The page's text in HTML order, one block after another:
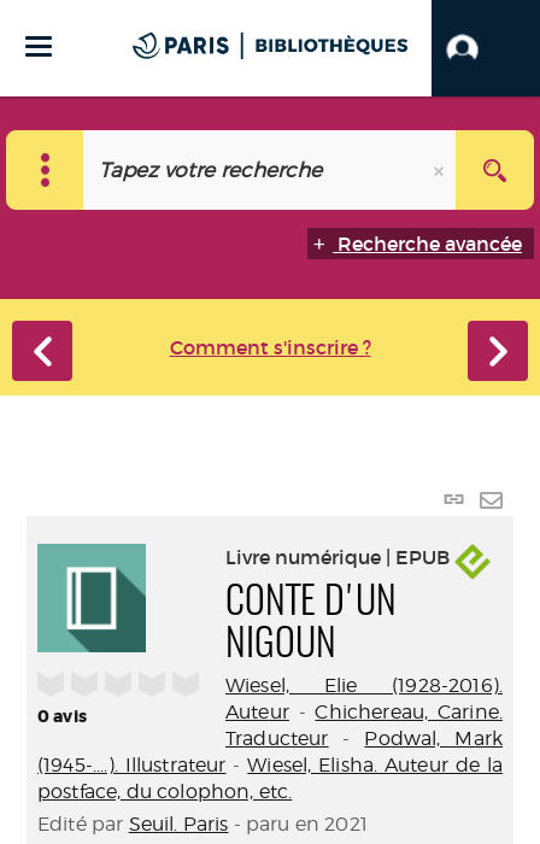
Recherche avancée
Comment s'inscrire ?
Lien
0avis
Livre numérique | EPUB
CONTE D'UN
NIGOUN
Wiesel, Elie (1928-2016).
Auteur-Chichereau, Carine.
Traducteur - Podwal, Mark
(1945-....). Illustrateur -Wiesel, Elisha. Auteur de la
postface, du colophon, etc.
Edité par Seuil. Paris - paru en 2021